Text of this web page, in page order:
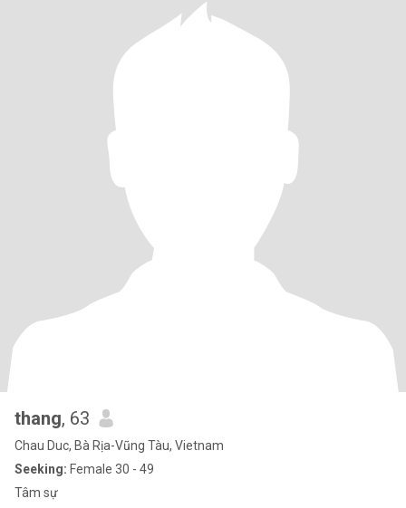
thang, 63
Chau Duc, Bà Rịa-Vũng Tàu, Vietnam
Seeking: Female 30 - 49
Tâm sự